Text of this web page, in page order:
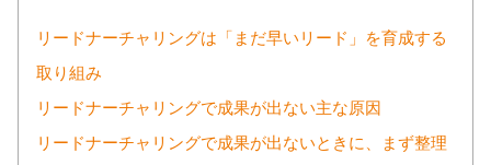
リードナーチャリングは「まだ早いリード」を育成する
取り組み
リードナーチャリングで成果が出ない主な原因
リードナーチャリングで成果が出ないときに、まず整理